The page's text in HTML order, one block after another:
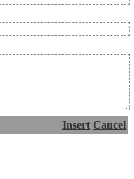
Insert Cancel